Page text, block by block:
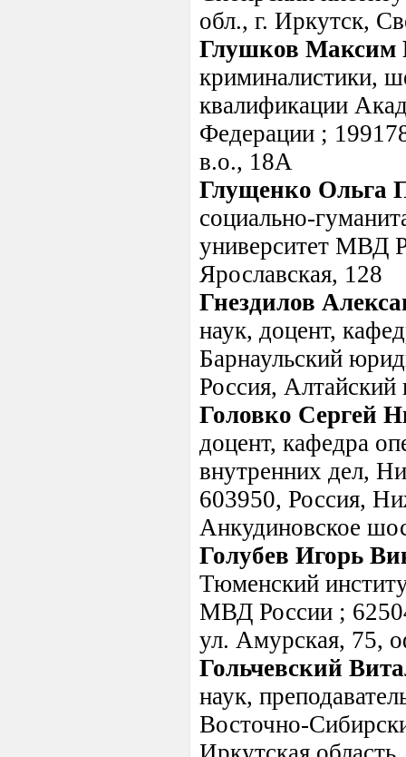
обл., г. Иркутск,
Глушков Максим
криминалистики,
квалификации
Федерации ;
в.о., 18А
Глущенко Ольга
социально-
университет МВД
Ярославская, 128
Гнездилов
наук, доцент,
Барнаульский
Россия, Алтайский
Головко Сергей
доцент, кафедра
внутренних дел,
603950, Россия,
Анкудиновское
Голубев Игорь
Тюменский
МВД России ;
ул. Амурская,
Гольчевский
наук,
Восточно-